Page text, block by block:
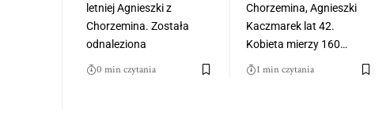
letniej Agnieszki z
Chorzemina. Została
odnaleziona
0 min czytania
Chorzemina, Agnieszki
Kaczmarek lat 42.
Kobieta mierzy 160…
1 min czytania